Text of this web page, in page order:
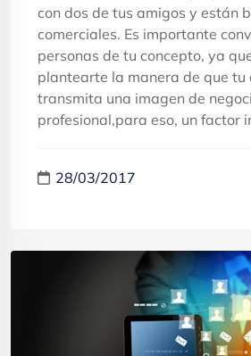
con dos de tus amigos y están
comerciales. Es importante
personas de tu concepto, ya
plantearte la manera de que tu
transmita una imagen de
profesional,para eso, un factor
28/03/2017